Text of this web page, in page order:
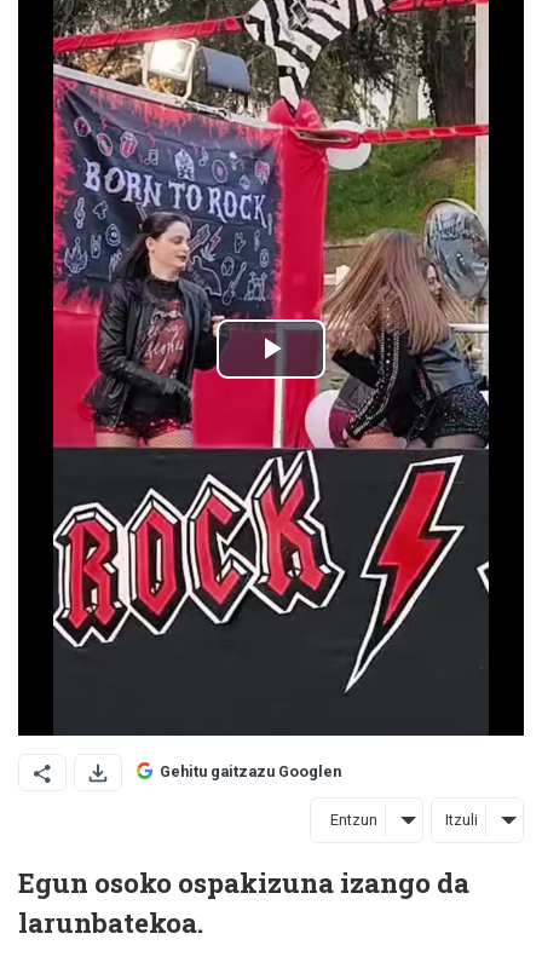
Gehitu gaitzazu Googlen
Entzun Itzuli
Egun osoko ospakizuna izango da
larunbatekoa.